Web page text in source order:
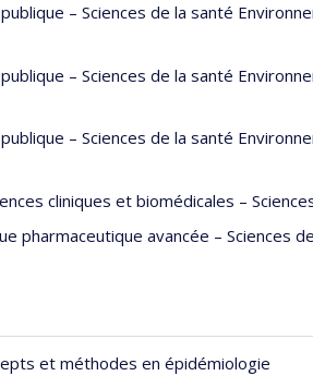
– Sciences de la santé
– Sciences de la santé
– Sciences de la santé
cliniques et biomédicales –
pharmaceutique avancée – Sciences
et méthodes en épidémiologie